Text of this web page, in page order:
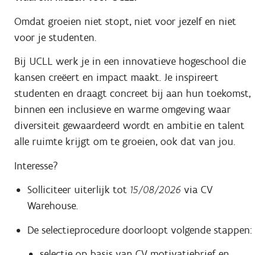
Omdat groeien niet stopt, niet voor jezelf en niet
voor je studenten.
Bij UCLL werk je in een innovatieve hogeschool die
kansen creëert en impact maakt. Je inspireert
studenten en draagt concreet bij aan hun toekomst,
binnen een inclusieve en warme omgeving waar
diversiteit gewaardeerd wordt en ambitie en talent
alle ruimte krijgt om te groeien, ook dat van jou.
Interesse?
Solliciteer uiterlijk tot 15/08/2026via CV
Warehouse.
De selectieprocedure doorloopt volgende stappen: